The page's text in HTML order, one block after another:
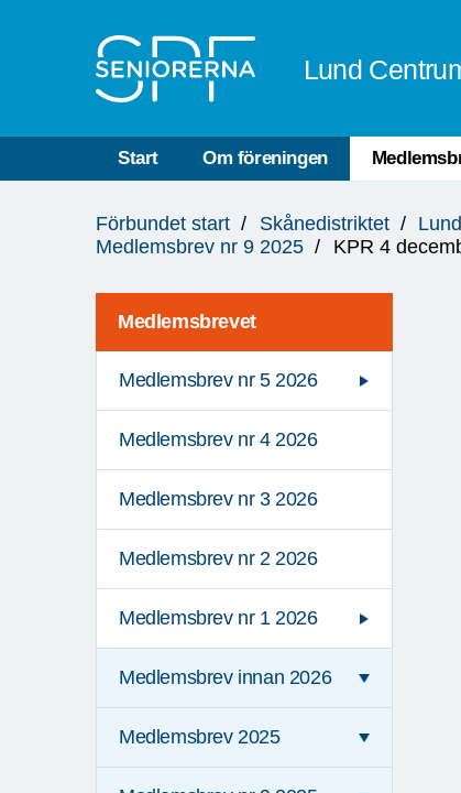
Lund
Start Om föreningen
är
Förbundet start Skånedistriktet
Medlemsbrev nr 9 2025
KPR 4
Medlemsbrevet
Medlemsbrev nr 5 2026
Medlemsbrev nr 4 2026
Medlemsbrev nr 3 2026
Medlemsbrev nr 2 2026
Medlemsbrev nr 1 2026
Medlemsbrev innan 2026
Medlemsbrev 2025